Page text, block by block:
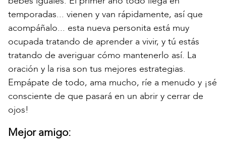
temporadas... vienen y van rápidamente, así que
acompáñalo... esta nueva personita está muy
ocupada tratando de aprender a vivir, y tú estás
tratando de averiguar cómo mantenerlo así. La
oración y la risa son tus mejores estrategias.
Empápate de todo, ama mucho, ríe a menudo y ¡sé
consciente de que pasará en un abrir y cerrar de
ojos!
Mejor amigo: